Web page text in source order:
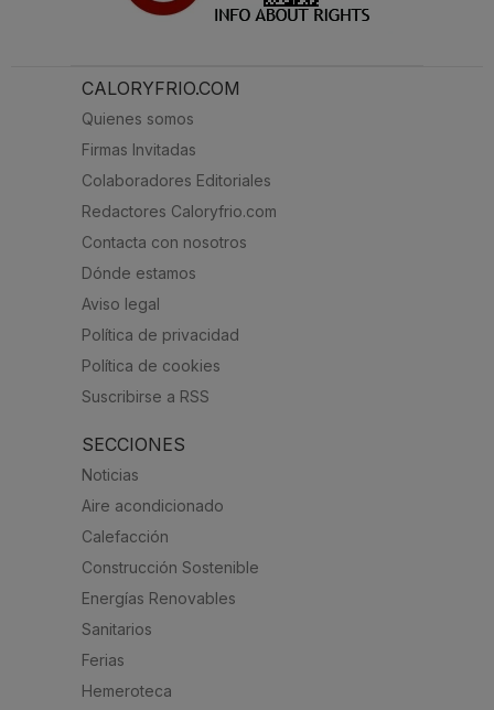
CALORYFRIO.COM
Quienes somos
Firmas Invitadas
Colaboradores Editoriales
Redactores Caloryfrio.com
Contacta con nosotros
Dónde estamos
Aviso legal
Política de privacidad
Política de cookies
Suscribirse a RSS
SECCIONES
Noticias
Aire acondicionado
Calefacción
Construcción Sostenible
Energías Renovables
Sanitarios
Ferias
Hemeroteca